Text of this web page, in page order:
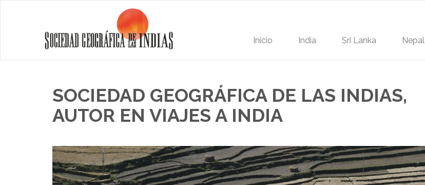
Inicio India Sri Lanka Nepal
SOCIEDAD GEOGRÁFICA DE LAS INDIAS,
AUTOR EN VIAJES A INDIA